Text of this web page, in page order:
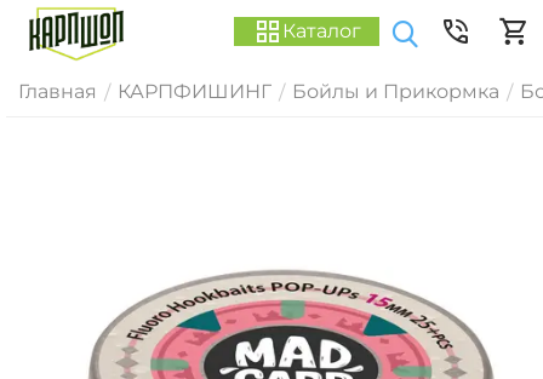
Каталог
Главная / КАРПФИШИНГ / Бойлы и Прикормка /